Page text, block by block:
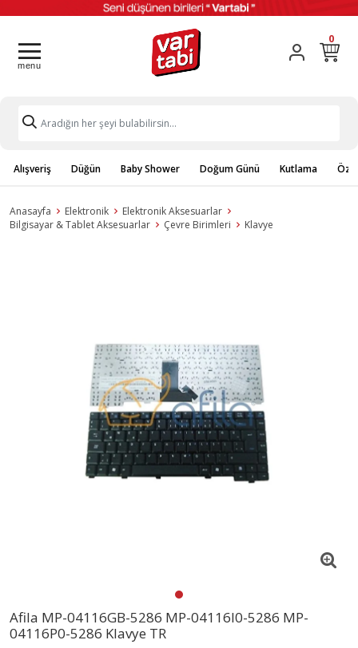
0
Alışveriş Düğün Baby Shower Doğum Günü Kutlama
Anasayfa Elektronik
Elektronik Aksesuarlar
Bilgisayar & Tablet Aksesuarlar
Çevre Birimleri Klavye
Afila MP-04116GB-5286 MP-04116I0-5286 MP-
04116P0-5286 Klavye TR